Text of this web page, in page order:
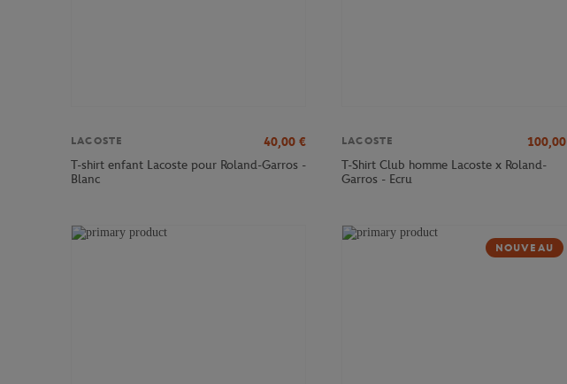
LACOSTE 40,00 €
T-shirt enfant Lacoste pour Roland-Garros -
Blanc
LACOSTE 100,00
T-Shirt Club homme Lacoste x Roland-
Garros - Ecru
NOUVEAU